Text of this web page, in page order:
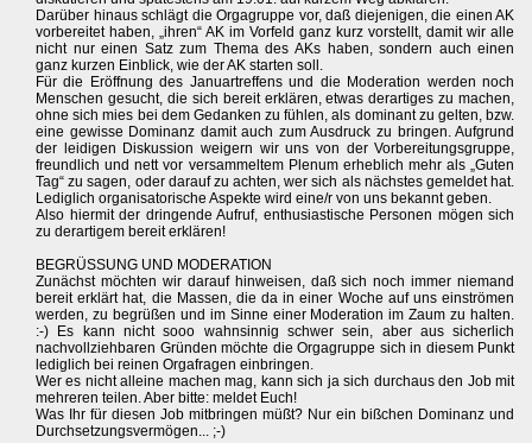
Darüber hinaus schlägt die Orgagruppe vor, daß diejenigen, die einen AK
vorbereitet haben, „ihren“ AK im Vorfeld ganz kurz vorstellt, damit wir alle
nicht nur einen Satz zum Thema des AKs haben, sondern auch einen
ganz kurzen Einblick, wie der AK starten soll.
Für die Eröffnung des Januartreffens und die Moderation werden noch
Menschen gesucht, die sich bereit erklären, etwas derartiges zu machen,
ohne sich mies bei dem Gedanken zu fühlen, als dominant zu gelten, bzw.
eine gewisse Dominanz damit auch zum Ausdruck zu bringen. Aufgrund
der leidigen Diskussion weigern wir uns von der Vorbereitungsgruppe,
freundlich und nett vor versammeltem Plenum erheblich mehr als „Guten
Tag“ zu sagen, oder darauf zu achten, wer sich als nächstes gemeldet hat.
Lediglich organisatorische Aspekte wird eine/r von uns bekannt geben.
Also hiermit der dringende Aufruf, enthusiastische Personen mögen sich
zu derartigem bereit erklären!
BEGRÜSSUNG UND MODERATION
Zunächst möchten wir darauf hinweisen, daß sich noch immer niemand
bereit erklärt hat, die Massen, die da in einer Woche auf uns einströmen
werden, zu begrüßen und im Sinne einer Moderation im Zaum zu halten.
:-) Es kann nicht sooo wahnsinnig schwer sein, aber aus sicherlich
nachvollziehbaren Gründen möchte die Orgagruppe sich in diesem Punkt
lediglich bei reinen Orgafragen einbringen.
Wer es nicht alleine machen mag, kann sich ja sich durchaus den Job mit
mehreren teilen. Aber bitte: meldet Euch!
Was Ihr für diesen Job mitbringen müßt? Nur ein bißchen Dominanz und
Durchsetzungsvermögen... ;-)